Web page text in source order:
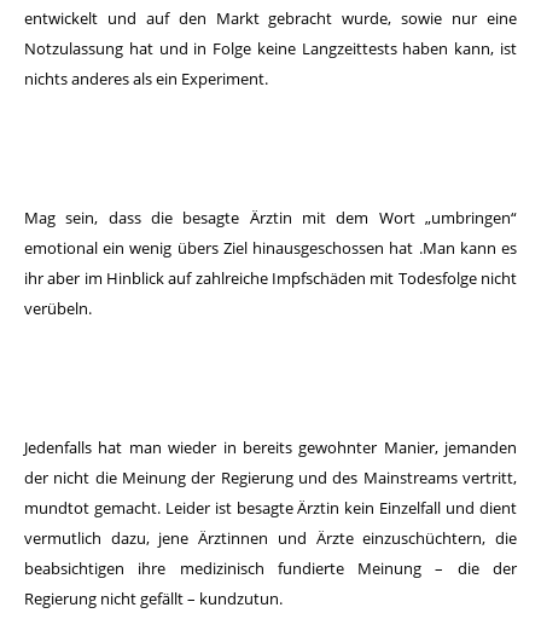
entwickelt und auf den Markt gebracht wurde, sowie nur eine
Notzulassung hat und in Folge keine Langzeittests haben kann, ist
nichts anderes als ein Experiment.
Mag sein, dass die besagte Ärztin mit dem Wort „umbringen“
emotional ein wenig übers Ziel hinausgeschossen hat .Man kann es
ihr aber im Hinblick auf zahlreiche Impfschäden mit Todesfolge nicht
verübeln.
Jedenfalls hat man wieder in bereits gewohnter Manier, jemanden
der nicht die Meinung der Regierung und des Mainstreams vertritt,
mundtot gemacht. Leider ist besagte Ärztin kein Einzelfall und dient
vermutlich dazu, jene Ärztinnen und Ärzte einzuschüchtern, die
beabsichtigen ihre medizinisch fundierte Meinung – die der
Regierung nicht gefällt – kundzutun.